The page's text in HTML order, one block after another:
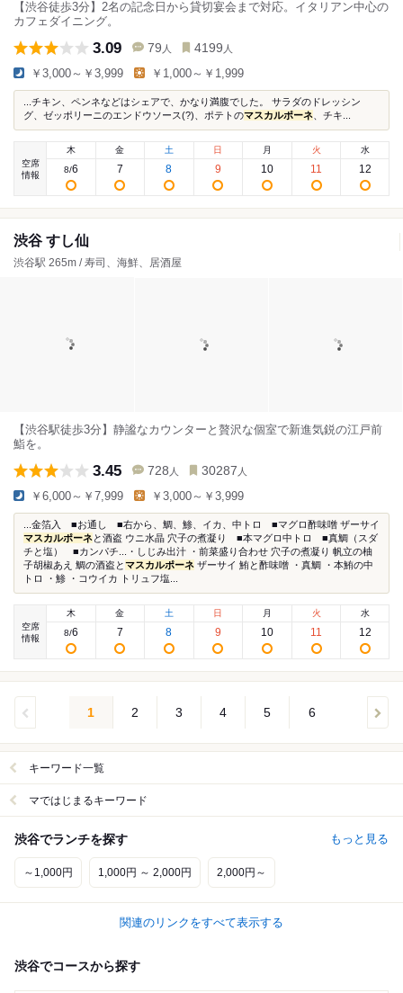
【渋谷徒歩3分】2名の記念日から貸切宴会まで対応。イタリアン中心の
カフェダイニング。
3.09 79 人 4199 人
￥3,000～￥3,999 ￥1,000～￥1,999
...チキン、ペンネなどはシェアで、かなり満腹でした。 サラダのドレッシン
グ、ゼッポリーニのエンドウソース(?)、ポテトのマスカルポーネ 、チキ...
空席
情報
木
8/6
金
7
土
8
日
9
月
10
火
11
水
12
渋谷 すし仙
渋谷駅 265m / 寿司、海鮮、居酒屋
【渋谷駅徒歩3分】静謐なカウンターと贅沢な個室で新進気鋭の江戸前
鮨を。
3.45 728 人 30287 人
￥6,000～￥7,999 ￥3,000～￥3,999
...金箔入 ■お通し ■右から、鯛、鯵、イカ、中トロ ■マグロ酢味噌 ザーサイ
マスカルポーネと酒盗 ウニ水晶 穴子の煮凝り ■本マグロ中トロ ■真鯛（スダ
チと塩） ■カンパチ...・しじみ出汁 ・前菜盛り合わせ 穴子の煮凝り 帆立の柚
子胡椒あえ 鯛の酒盗とマスカルポーネ ザーサイ 鮪と酢味噌 ・真鯛 ・本鮪の中
トロ ・鯵 ・コウイカ トリュフ塩...
空席
情報
木
8/6
金
7
土
8
日
9
月
10
火
11
水
12
1 2 3 4 5 6
キーワード一覧
マではじまるキーワード
渋谷でランチを探す もっと見る
～1,000円 1,000円 ～ 2,000円 2,000円～
関連のリンクをすべて表示する
渋谷でコースから探す